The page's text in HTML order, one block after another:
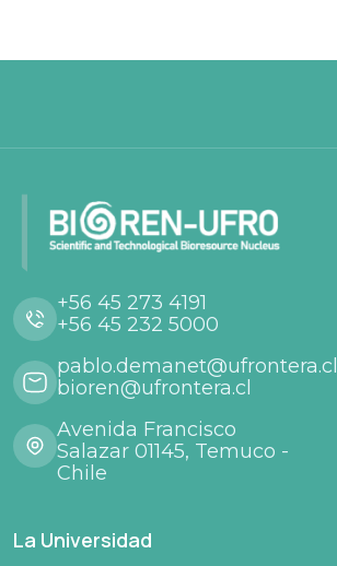
+56 45 273 4191
+56 45 232 5000
pablo.demanet@ufrontera.cl
bioren@ufrontera.cl
Avenida Francisco
Salazar 01145, Temuco -
Chile
La Universidad